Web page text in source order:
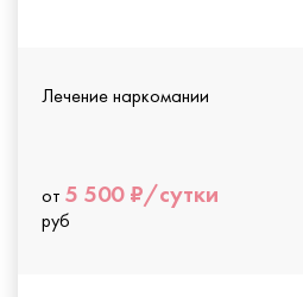
Лечение наркомании
от 5 500 ₽/сутки
руб